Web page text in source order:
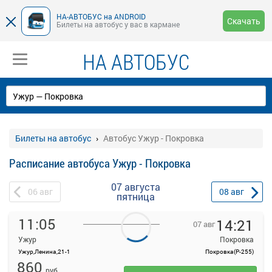
НА-АВТОБУС на ANDROID
Билеты на автобус у вас в кармане
Скачать
НА АВТОБУС
Билеты на автобус Автобус Ужур - Покровка
Расписание автобуса Ужур - Покровка
06 авг 07 августа
пятница 08 авг
11:05
Ужур
Ужур,Ленина,21-1
07 авг 14:21
Покровка
Покровка(Р-255)
860
На данной странице вы можете ознакомиться с расписанием и
купить билет онлайн на автобус Ужур - Покровка.